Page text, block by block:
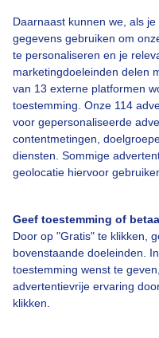
Daarnaast kunnen we, als
gegevens gebruiken om
te personaliseren en je
marketingdoeleinden delen
van 13 externe platformen
toestemming. Onze 114
voor gepersonaliseerde
contentmetingen,
diensten. Sommige
geolocatie hiervoor
Geef toestemming of
Door op "Gratis" te klikken,
bovenstaande doeleinden.
toestemming wenst te
advertentievrije ervaring
klikken.
Over Buienradar
Bedrijfsgegevens
Veelgestelde vragen
Contact
Gebruikersvoorwaarden
Adverteren
Buienradar Team
Privacy beleid